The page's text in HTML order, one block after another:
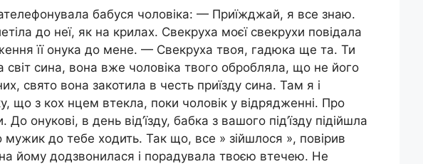
бабуся чоловіка: — Приїжджай, я все знаю.
до неї, як на крилах. Свекруха моєї свекрухи повідала
її онука до мене. — Свекруха твоя, гадюка ще та. Ти
світ сина, вона вже чоловіка твого обробляла, що не його
свято вона закотила в честь приїзду сина. Там я і
що з кох нцем втекла, поки чоловік у відрядженні. Про
онукові, в день від’їзду, бабка з вашого під’їзду підійшла
мужик до тебе ходить. Так що, все » зійшлося », повірив
йому додзвонилася і порадувала твоєю втечею. Не